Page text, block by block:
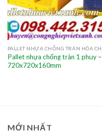
Pallet nhựa chống tràn 1 phuy –
720x720x160mm
MỚI NHẤT